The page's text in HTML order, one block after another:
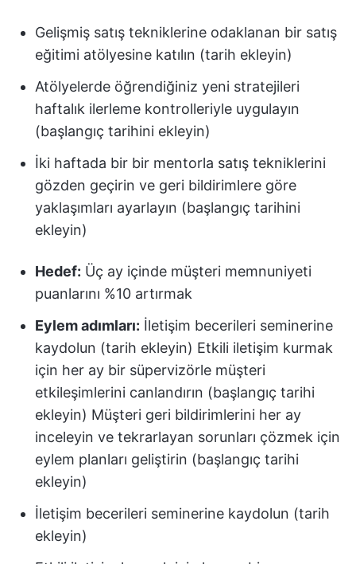
Gelişmiş satış tekniklerine odaklanan bir satış
eğitimi atölyesine katılın (tarih ekleyin)
Atölyelerde öğrendiğiniz yeni stratejileri
haftalık ilerleme kontrolleriyle uygulayın
(başlangıç tarihini ekleyin)
İki haftada bir bir mentorla satış tekniklerini
gözden geçirin ve geri bildirimlere göre
yaklaşımları ayarlayın (başlangıç tarihini
ekleyin)
Hedef: Üç ay içinde müşteri memnuniyeti
puanlarını %10 artırmak
Eylem adımları: İletişim becerileri seminerine
kaydolun (tarih ekleyin) Etkili iletişim kurmak
için her ay bir süpervizörle müşteri
etkileşimlerini canlandırın (başlangıç tarihi
ekleyin) Müşteri geri bildirimlerini her ay
inceleyin ve tekrarlayan sorunları çözmek için
eylem planları geliştirin (başlangıç tarihi
ekleyin)
İletişim becerileri seminerine kaydolun (tarih
ekleyin)